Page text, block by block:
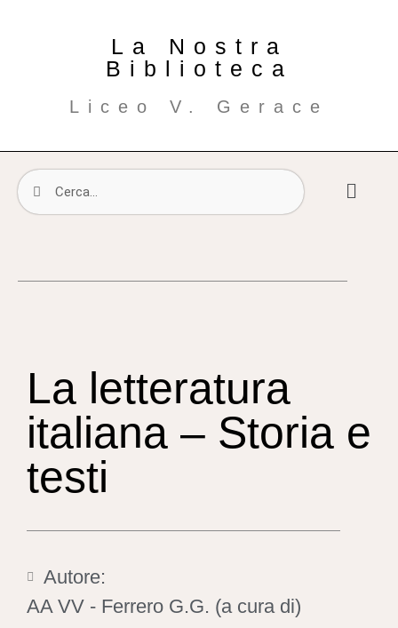
La Nostra
Biblioteca
Liceo V. Gerace
La letteratura
italiana – Storia e
testi
Autore:
AA VV - Ferrero G.G. (a cura di)